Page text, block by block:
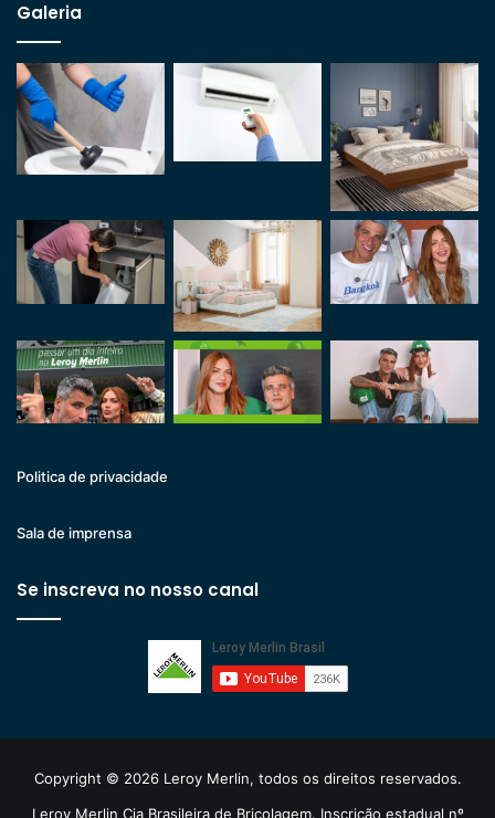
Galeria
Politica de privacidade
Sala de imprensa
Se inscreva no nosso canal
Copyright © 2026 Leroy Merlin, todos os direitos reservados.
Leroy Merlin Cia Brasileira de Bricolagem. Inscrição estadual nº